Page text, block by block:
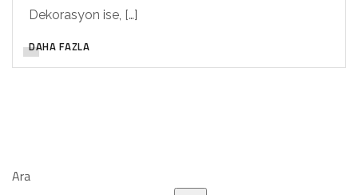
Dekorasyon ise, […]
DAHA FAZLA
Ara